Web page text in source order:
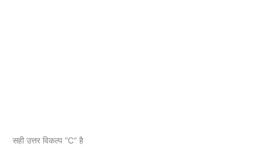
सही उत्तर विकल्प “C” है